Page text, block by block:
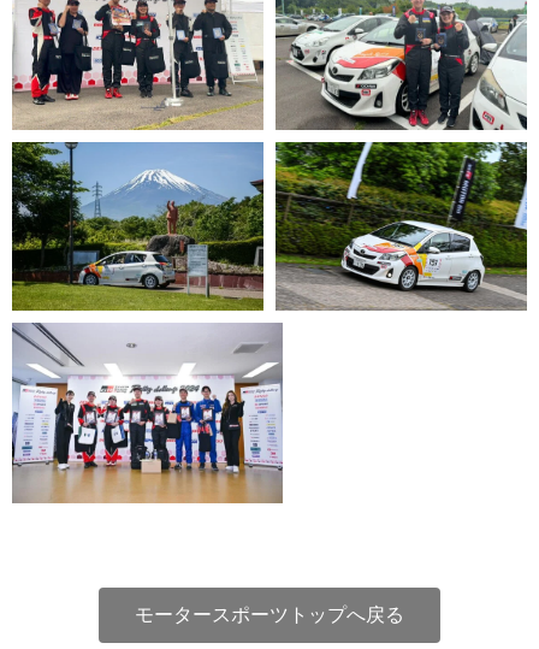
モータースポーツトップへ戻る